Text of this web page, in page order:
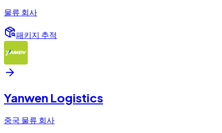
물류 회사
패키지 추적
Yanwen Logistics
중국 물류 회사